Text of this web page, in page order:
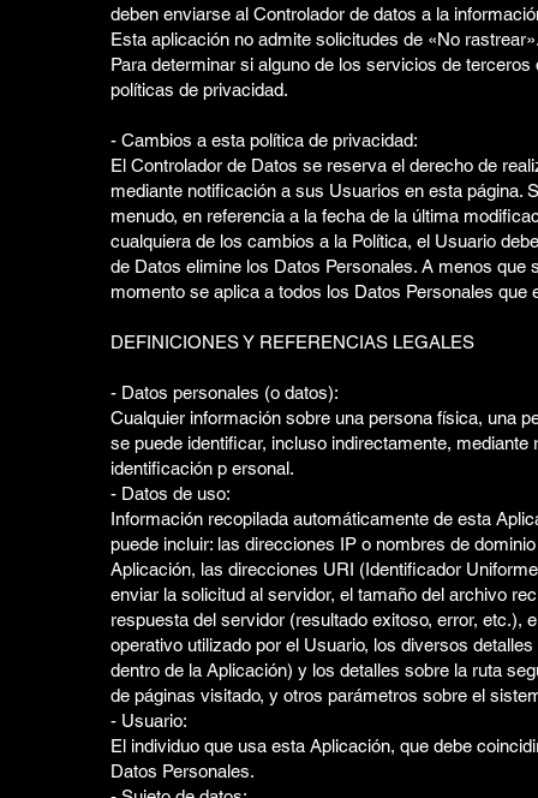
deben enviarse al Controlador de datos a la
Esta aplicación no admite solicitudes de «No
Para determinar si alguno de los servicios de
políticas de privacidad.
- Cambios a esta política de privacidad:
El Controlador de Datos se reserva el derecho de
mediante notificación a sus Usuarios en esta página.
menudo, en referencia a la fecha de la última
cualquiera de los cambios a la Política, el Usuario
de Datos elimine los Datos Personales. A menos que
momento se aplica a todos los Datos Personales
DEFINICIONES Y REFERENCIAS LEGALES
- Datos personales (o datos):
Cualquier información sobre una persona física, una
se puede identificar, incluso indirectamente,
identificación p ersonal.
- Datos de uso:
Información recopilada automáticamente de esta
puede incluir: las direcciones IP o nombres de
Aplicación, las direcciones URI (Identificador
enviar la solicitud al servidor, el tamaño del archivo
respuesta del servidor (resultado exitoso, error, etc.),
operativo utilizado por el Usuario, los diversos
dentro de la Aplicación) y los detalles sobre la ruta
de páginas visitado, y otros parámetros sobre el
- Usuario:
El individuo que usa esta Aplicación, que debe
Datos Personales.